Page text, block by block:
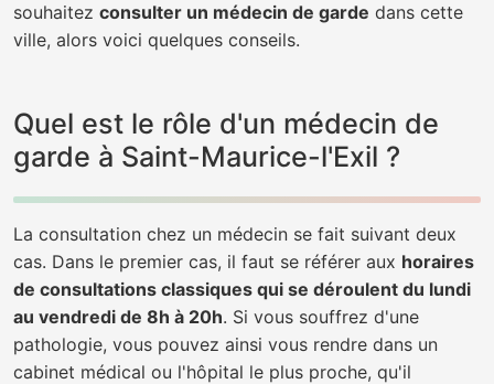
souhaitez consulter un médecin de garde dans cette
ville, alors voici quelques conseils.
Quel est le rôle d'un médecin de
garde à Saint-Maurice-l'Exil ?
La consultation chez un médecin se fait suivant deux
cas. Dans le premier cas, il faut se référer aux horaires
de consultations classiques qui se déroulent du lundi
au vendredi de 8h à 20h. Si vous souffrez d'une
pathologie, vous pouvez ainsi vous rendre dans un
cabinet médical ou l'hôpital le plus proche, qu'il